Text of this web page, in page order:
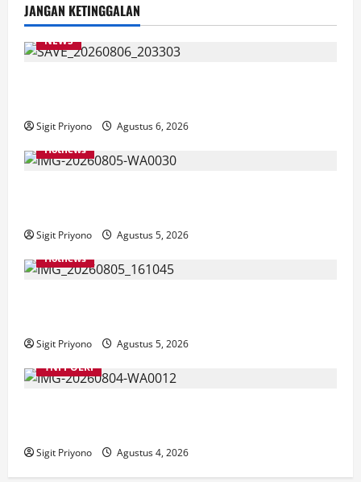
JANGAN KETINGGALAN
NEWS
Sigit Priyono
Agustus 6, 2026
Hotnews
Sigit Priyono
Agustus 5, 2026
Hotnews
Sigit Priyono
Agustus 5, 2026
TNI POLRI
Sigit Priyono Agustus 4, 2026